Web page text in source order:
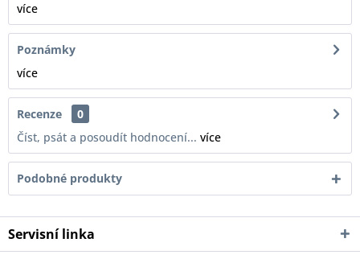
více
Poznámky
více
Recenze
0
Číst, psát a posoudít hodnocení... více
Podobné produkty
Servisní linka